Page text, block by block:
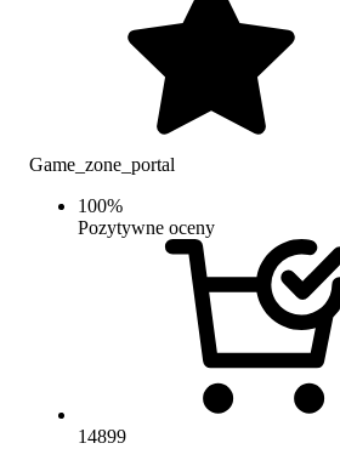
Game_zone_portal
100%
Pozytywne oceny
14899